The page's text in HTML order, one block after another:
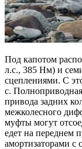
Под капотом
л.с., 385 Нм) и
сцеплениями. С
с.
привода задних
межколесного
муфты могут
едет на переднем
амортизаторами